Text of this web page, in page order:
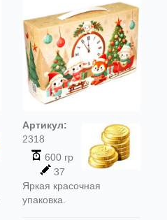
Артикул:
2318
600 гр
37
Яркая красочная
упаковка.